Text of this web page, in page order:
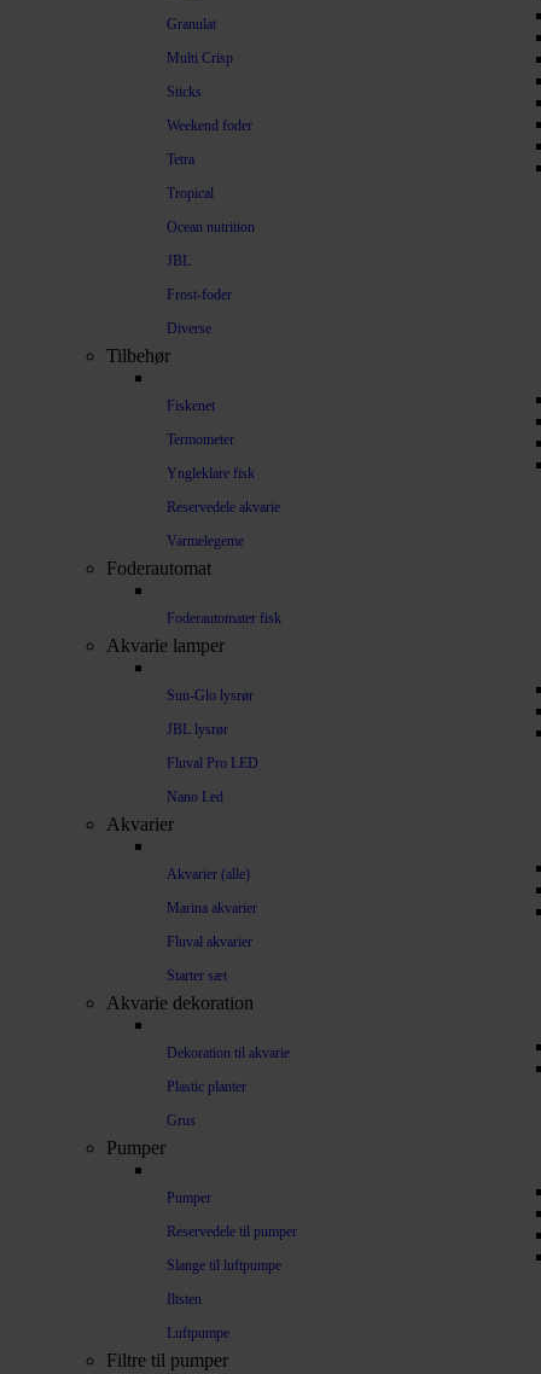
Granulat
Multi Crisp
Sticks
Weekend foder
Tetra
Tropical
Ocean nutrition
JBL
Frost-foder
Diverse
Tilbehør
Fiskenet
Termometer
Yngleklare fisk
Reservedele akvarie
Varmelegeme
Foderautomat
Foderautomater fisk
Akvarie lamper
Sun-Glo lysrør
JBL lysrør
Fluval Pro LED
Nano Led
Akvarier
Akvarier (alle)
Marina akvarier
Fluval akvarier
Starter sæt
Akvarie dekoration
Dekoration til akvarie
Plastic planter
Grus
Pumper
Pumper
Reservedele til pumper
Slange til luftpumpe
Iltsten
Luftpumpe
Filtre til pumper